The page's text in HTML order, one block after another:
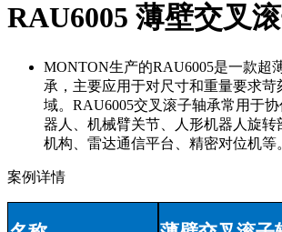
RAU6005 薄壁交叉
MONTON生产的RAU6005是一款超
承，主要应用于对尺寸和重量要求苛
域。RAU6005交叉滚子轴承常用于
器人、机械臂关节、人形机器人旋转
机构、雷达通信平台、精密对位机等
案例详情